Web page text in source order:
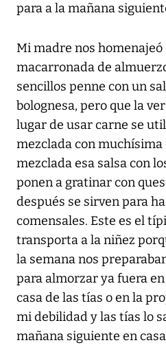
para a la mañana
Mi madre nos homenajeó
macarronada de
sencillos penne con un
bolognesa, pero que la
lugar de usar carne se
mezclada con muchísima
mezclada esa salsa con
ponen a gratinar con
después se sirven para
comensales. Este es el
transporta a la niñez
la semana nos
para almorzar ya fuera
casa de las tías o en la
mi debilidad y las tías lo
mañana siguiente en